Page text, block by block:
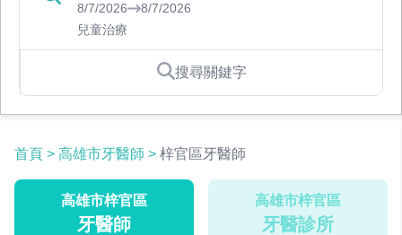
8/7/2026
8/7/2026
兒童治療
搜尋關鍵字
首頁 > 高雄市牙醫師 > 梓官區牙醫師
高雄市梓官區
牙醫師
高雄市梓官區
牙醫診所